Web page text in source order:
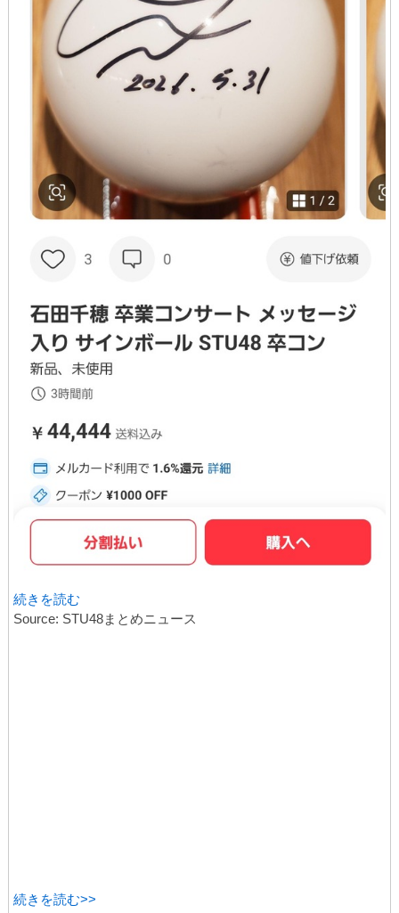
続きを読む
Source: STU48まとめニュース
続きを読む>>